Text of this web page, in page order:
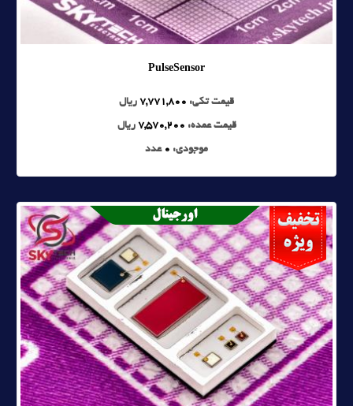
PulseSensor
قیمت تکی: 7,771,800 ریال
قیمت عمده: 7,570,200 ریال
موجودی: 0 عدد